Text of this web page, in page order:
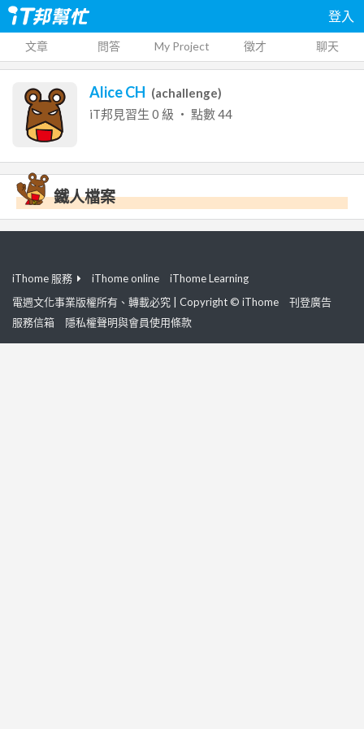
登入
文章 問答 My Project 徵才 聊天
Alice CH (achallenge)
iT邦見習生 0 級 ‧ 點數44
鐵人檔案
iThome 服務 iThome online
iThome Learning
電週文化事業版權所有、轉載必究 | Copyright © iThome
刊登廣告
服務信箱
隱私權聲明與會員使用條款